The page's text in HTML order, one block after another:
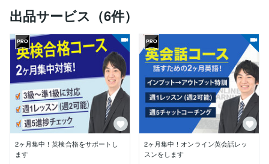
達成まで続けられました！』と多くの学生・社会人の
方々から温かいお言葉をいただいております。
自分自身勉強が苦手で、21歳になるまで英語を話す機
会すらなく、大学時代に最初に受けたTOEICは360点で
した。地頭も良くなく、その中でどうすれば目標を達成
できるかあらゆる英語学習法を追求してきました。その
後半年で700点を超えますが、以降はスコアが上がらな
い日々が半年続きました。なぜ伸びないのか。理由はシ
ンプルでした。そもそも英語学習を毎日続けるのを止め
ていたのです。世の中にはあらゆる英語学習方法があっ
てそれぞれが正しく実践をすれば効果が出るものです。
一方でやり方が分かっても学習を半年・1年も継続する
出品サービス（6件）
2ヶ月集中！英検合格をサポートし
ます
2ヶ月集中！オンライン英会話レッ
スンをします